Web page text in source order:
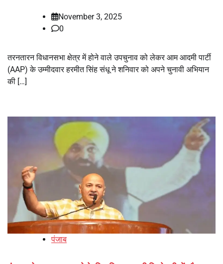
November 3, 2025
0
तरनतारन विधानसभा क्षेत्र में होने वाले उपचुनाव को लेकर आम आदमी पार्टी
(AAP) के उम्मीदवार हरमीत सिंह संधू ने शनिवार को अपने चुनावी अभियान
की […]
पंजाब